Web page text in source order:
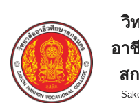
Skip
to
content
วิ
อา
ส